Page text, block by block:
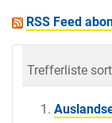
RSS Feed
Trefferliste